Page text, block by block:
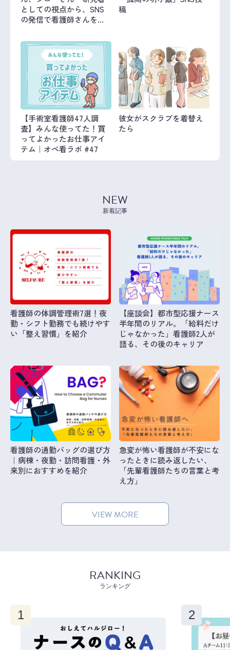
としての視点から、SNS
の発信で看護師さんを
稿
【手術室看護師47人調
査】みんな使ってた！買
ってよかったお仕事アイ
テム｜オペ看ラボ #47
彼女がスクラブを着替え
たら
NEW
新着記事
看護師の体調管理術7選！夜
勤・シフト勤務でも続けやす
い「整え習慣」を紹介
【座談会】都市型応援ナース
半年間のリアル。「給料だけ
じゃなかった」看護師2人が
語る、その後のキャリア
看護師の通勤バッグの選び方
｜病棟・夜勤・訪問看護・外
来別におすすめを紹介
急変が怖い看護師が不安にな
ったときに読み返したい、
「先輩看護師たちの言葉と考
え方」
VIEW MORE
RANKING
ランキング